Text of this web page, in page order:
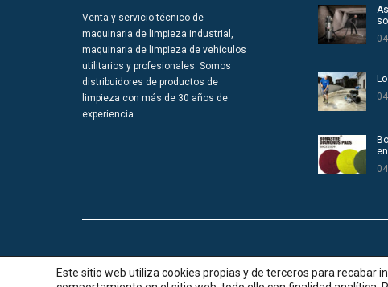
Venta y servicio técnico de
maquinaria de limpieza industrial,
maquinaria de limpieza de vehículos
utilitarios y profesionales. Somos
distribuidores de productos de
limpieza con más de 30 años de
experiencia.
© GRD pulipres |Aviso legal|Política de cookies| Política de
Este sitio web utiliza cookies propias y de terceros para recabar